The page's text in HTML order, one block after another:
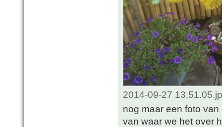
2014-09-27
nog maar een foto
van waar we het over